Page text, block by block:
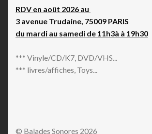
RDV en août 2026 au
3 avenue Trudaine, 75009 PARIS
du mardi au samedi de 11h3à à 19h30
*** Vinyle/CD/K7, DVD/VHS...
*** livres/affiches, Toys...
© Balades Sonores 2026